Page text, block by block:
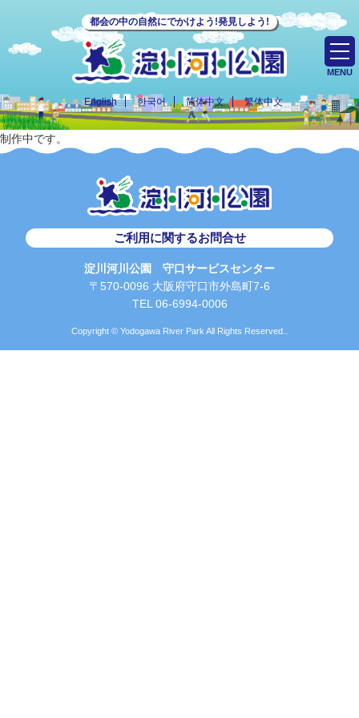
都会の中の自然にでかけよう!発見しよう!
English 한국어 简体中文 繁体中文
MENU
制作中です。
ご利用に関するお問合せ
淀川河川公園 守口サービスセンター
〒570-0096 大阪府守口市外島町7-6
TEL 06-6994-0006
Copyright © Yodogawa River Park All Rights Reserved..